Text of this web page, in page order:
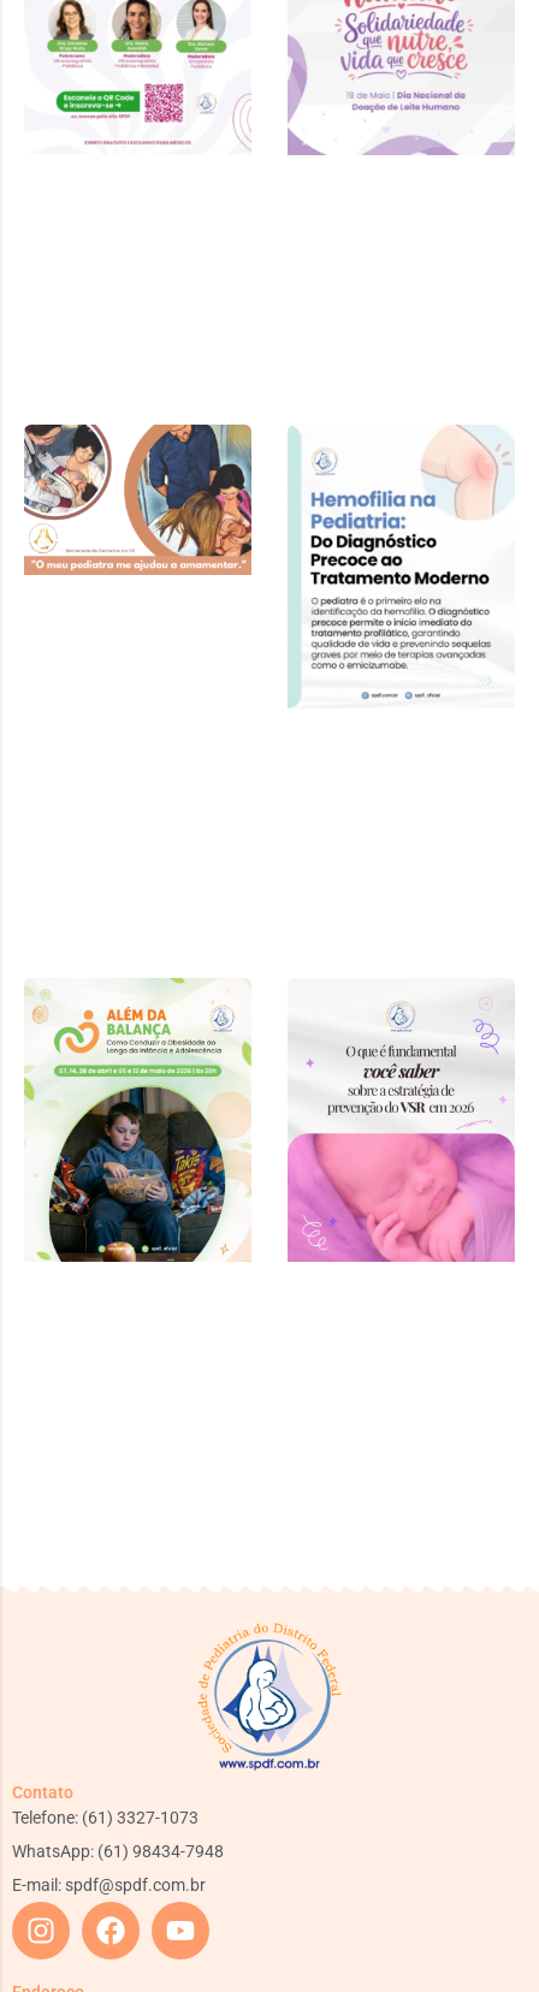
Cartilha SPDF –
Pediatra e
Amamentação
Conduzir a
Obesidade ao
Longo da
Infância e
Adolescência”
Contato
Telefone: (61) 3327-1073
WhatsApp: (61) 98434-7948
E-mail: spdf@spdf.com.br